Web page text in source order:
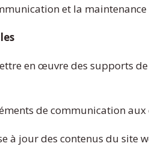
et la
en œuvre des supports
de communication aux
jour des contenus du site